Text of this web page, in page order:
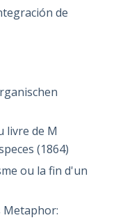
de
livre de M
(1864)
ou la fin d'un
Metaphor: